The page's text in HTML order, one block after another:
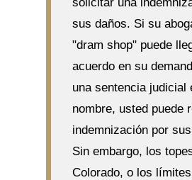
sus daños. Si su
"dram shop" puede
acuerdo en su
una sentencia judicial
nombre, usted puede
indemnización por
Sin embargo, los
Colorado, o los